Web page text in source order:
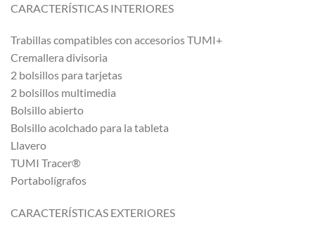
CARACTERÍSTICAS INTERIORES
Trabillas compatibles con accesorios TUMI+
Cremallera divisoria
2 bolsillos para tarjetas
2 bolsillos multimedia
Bolsillo abierto
Bolsillo acolchado para la tableta
Llavero
TUMI Tracer®
Portabolígrafos
CARACTERÍSTICAS EXTERIORES